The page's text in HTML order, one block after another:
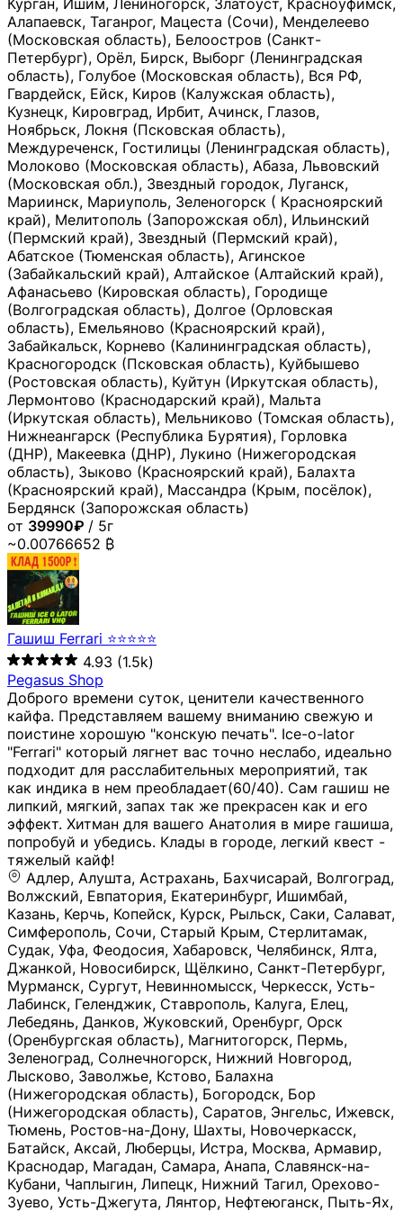
Курган, Ишим, Лениногорск, Златоуст, Красноуфимск,
Алапаевск, Таганрог, Мацеста (Сочи), Менделеево
(Московская область), Белоостров (Санкт-
Петербург), Орёл, Бирск, Выборг (Ленинградская
область), Голубое (Московская область), Вся РФ,
Гвардейск, Ейск, Киров (Калужская область),
Кузнецк, Кировград, Ирбит, Ачинск, Глазов,
Ноябрьск, Локня (Псковская область),
Междуреченск, Гостилицы (Ленинградская область),
Молоково (Московская область), Абаза, Львовский
(Московская обл.), Звездный городок, Луганск,
Мариинск, Мариуполь, Зеленогорск ( Красноярский
край), Мелитополь (Запорожская обл), Ильинский
(Пермский край), Звездный (Пермский край),
Абатское (Тюменская область), Агинское
(Забайкальский край), Алтайское (Алтайский край),
Афанасьево (Кировская область), Городище
(Волгоградская область), Долгое (Орловская
область), Емельяново (Красноярский край),
Забайкальск, Корнево (Калининградская область),
Красногородск (Псковская область), Куйбышево
(Ростовская область), Куйтун (Иркутская область),
Лермонтово (Краснодарский край), Мальта
(Иркутская область), Мельниково (Томская область),
Нижнеангарск (Республика Бурятия), Горловка
(ДНР), Макеевка (ДНР), Лукино (Нижегородская
область), Зыково (Красноярский край), Балахта
(Красноярский край), Массандра (Крым, посёлок),
Бердянск (Запорожская область)
от 39990₽ / 5г
~0.00766652 ₿
Гашиш Ferrari ⭐⭐⭐⭐⭐
4.93 (1.5k)
Pegasus Shop
Доброго времени суток, ценители качественного
кайфа. Представляем вашему вниманию свежую и
поистине хорошую "конскую печать". Ice-o-lator
"Ferrari" который лягнет вас точно неслабо, идеально
подходит для расслабительных мероприятий, так
как индика в нем преобладает(60/40). Сам гашиш не
липкий, мягкий, запах так же прекрасен как и его
эффект. Хитман для вашего Анатолия в мире гашиша,
попробуй и убедись. Клады в городе, легкий квест -
тяжелый кайф!
Адлер, Алушта, Астрахань, Бахчисарай, Волгоград, Волжский, Евпатория, Екатеринбург, Ишимбай, Казань, Керчь, Копейск, Курск, Рыльск, Саки, Салават, Симферополь, Сочи, Старый Крым, Стерлитамак, Судак, Уфа, Феодосия, Хабаровск, Челябинск, Ялта, Джанкой, Новосибирск, Щёлкино, Санкт-Петербург, Мурманск, Сургут, Невинномысск, Черкесск, Усть-Лабинск, Геленджик, Ставрополь, Калуга, Елец, Лебедянь, Данков, Жуковский, Оренбург, Орск (Оренбургская область), Магнитогорск, Пермь, Зеленоград, Солнечногорск, Нижний Новгород, Лысково, Заволжье, Кстово, Балахна (Нижегородская область), Богородск, Бор (Нижегородская область), Саратов, Энгельс, Ижевск, Тюмень, Ростов-на-Дону, Шахты, Новочеркасск, Батайск, Аксай, Люберцы, Истра, Москва, Армавир, Краснодар, Магадан, Самара, Анапа, Славянск-на-Кубани, Чаплыгин, Липецк, Нижний Тагил, Орехово-Зуево, Усть-Джегута, Лянтор, Нефтеюганск, Пыть-Ях, Урень, Ветлуга, Шахунья, Новороссийск, Крымск, Тимашёвск, Тольятти, Воткинск, Звенигород, Руза, Можайск, Белгород, Воронеж, Соликамск, Нытва, Лысьва (Пермский край), Чусовой, Кунгур, Краснокамск, Миасс, Губаха, Тула, Новомосковск, Донской, Омск, Льгов, Мытищи, Королёв, Ивантеевка, Балашиха, Семилуки, Кудымкар, Старый Оскол, Оса (Пермский край), Одинцово (Московская область), Ханты-Мансийск, Лабинск, Темрюк, Курганинск, Белореченск (Краснодарский край), Алупкa, Губкин, Рязань, Калининград, Усть-Илимск, Фрязино, Минеральные Воды, Пятигорск, Кострома, Ярославль, Коркино, Верхняя Пышма, Подольск, Красноярск, Смоленск, Долгопрудный, Чебоксары, Калачинск, Канск, Киров (Кировская область), Вологда, Рославль, Владивосток, Обнинск, Балабаново (Калужская область), Малоярославец, Брянск, Видное, Ярцево, Вязьма, Гагарин, Приволжск, Фурманов, Чайковский, Кинешма, Горячий Ключ, Улан-Удэ, Туймазы, Дюртюли, Альметьевск, Нефтекамск, Хадыженск, Апшеронск, Майкоп, Уссурийск, Ульяновск, Гатчина, Луга (Ленинградская область), Надым, Ногинск, Электросталь, Железнодорожный (Московская область), Бутурлиновка, Кириллов, Краснознаменск (Калиниградская область), Мышкин, Томмот, Холм, Абакан, Абдулино, Агидель, Агрыз, Адыгейск, Азнакаево, Алатырь, Алдан, Алейск, Александров, Александровск, Алексеевка (Белгородская обл.), Алексин, Амурск, Анадырь, Ангарск, Андреаполь, Анжеро-Судженск, Анива, Апатиты, Арамиль, Ардон, Арзамас, Аркадак, Арсеньев, Артём, Артёмовский, Архангельск, Асбест, Асино, Аткарск, Ахтубинск, Аша, Бабаево (Вологодская область), Бавлы (Республика Татарстан), Байкальск, Бакал, Баксан, Балаклава, Балаково (Саратовская область), Балашов (Саратовская область), Балтийск, Барабинск, Барнаул, Барыш (Ульяновская область), Бежецк, Белая Калитва (Ростовская область), Белебей, Белогорск (Крым), Белозерск, Белокуриха, Беломорск, Белоозёрский (Московская область), Белорецк (Республика Башкортостан), Кызыл, Белоярский (Ханты-Мансийский АО), Бердск, Березники (Пермский край), Берёзовский (Кемеровская область), Берёзовский (Свердловская область), Беслан, Бийск, Бикин, Билибино, Биробиджан, Благовещенск (Амурская область), Благовещенск (Башкортостан), Бобров, Богородицк, Боготол, Богучар, Бокситогорск (Ленинградская область), Бологое (Тверская область), Болхов, Большой Камень (Приморский край), Борисоглебск (Воронежская область), Боровичи (Новгородская область), Боровск, Бородино, Братск, Бронницы (Московская область), Бугульма (Республика Татарстан), Бугуруслан (Оренбургская область), Буинск, Буй, Буйнакск, Валдай, Валуйки, Велиж, Великие Луки, Великий Новгород, Великий Устюг, Вельск, Венёв, Верещагино, Верхнеуральск, Верхний Уфалей, Верхняя Салда, Верхняя Тура, Весьегонск, Вилючинск, Вихоревка, Вичуга, Владикавказ, Волгодонск, Волгореченск, Володарск, Волосово, Волчанск, Вольск, Воркута, Ворсма, Всеволожск (Ленинградская область), Вуктыл, Выкса, Высоковск, Высоцк, Вытегра, Вышний Волочёк, Вяземский, Вязники, Вятские Поляны, Нея, Шилка, Гаврилов Посад, Гаврилов-Ям, Гай, Галич, Гдов, Голицыно, Горно-Алтайск, Горнозаводск, Горняк, Городец, Гороховец, Гремячинск, Грозный, Грязи, Грязовец, Губкинский, Гуково, Гулькевичи, Гурьевск (Калининградская область), Гурьевск (Кемеровская область), Гусев, Гусь-Хрустальный, Давлеканово, Далматово, Дальнегорск, Дегтярск, Дедовск, Демидов, Дербент, Десногорск, Дзержинск, Дзержинский (Московская область), Дивногорск, Димитровград, Дмитровск, Дно, Добрянка, Долинск, Домодедово, Донецк (ДНР), Дорогобуж, Дрезна, Дубна, Дудинка, Духовщина, Дятьково, Егорьевск, Елабуга, Елизово, Ельня (Будет изменено название), Емва, Енисейск, Ермолино, Ершов, Ессентуки, Ефремов, Железноводск, Железногорск (Красноярский край), Железногорск (Курская область), Железногорск-Илимский, Жигулёвск, Жиздра, Жирновск, Жуков, Жуковка, Заводоуковск, Заволжск, Задонск, Заинск, Заозёрный, Заозёрск, Западная Двина, Заполярный, Зарайск, Заречный (Пензенская область), Заречный (Свердловская область), Заринск, Звенигово, Зверево, Зеленогорск ( Ленинградская обл. ), Зеленоградск, Зеленодольск, Зеленокумск, Зерноград, Зима, Змеиногорск, Зубцов, Ивангород, Иваново, Ивдель, Избербаш, Изобильный, Иланский, Инза, Инкерман, Инта, Ипатово, Искитим, Йошкар-Ола, Кадников, Калач, Калач-на-Дону, Калининск, Калтан, Калязин, Камбарка, Каменка (Пензенская область), Каменногорск (Ленинградская область), Каменск-Уральский, Каменск-Шахтинский, Камень-на-Оби, Камешково, Камышин, Канаш, Кандалакша, Карабаново, Карабаш, Карачаевск, Каргат, Каргополь, Карпинск, Карталы, Касимов, Касли, Каспийск, Катав-Ивановск, Катайск, Качканар, Кашин, Кашира, Кемерово, Кемь, Кизел, Кизилюрт, Кизляр, Кимовск, Кимры, Кингисепп, Кинель, Киреевск, Киренск, Киржач, Кириши, Кирово-Чепецк, Кировск (Ленинградская область), Кировск (Мурманская область), Кирсанов, Киселёвск, Кисловодск, Климовск, Клинцы, Княгинино, Ковдор, Ковров, Когалым, Козельск, Козьмодемьянск, Кола, Кологрив, Колпашево, Колпино, Кольчугино, Комсомольск, Комсомольск-на-Амуре, Конаково, Кондопога, Кондрово, Константиновск, Кораблино, Кореновск, Корсаков, Коряжма, Костерёво, Костомукша, Котельники, Котельниково, Котельнич, Котлас, Котовск, Кохма, Красноармейск (Московская область), Краснозаводск, Краснознаменск (Московская область), Краснокаменск, Краснослободск (Волгоградская область), Краснотурьинск, Красноуральск, Красный Сулин, Кремёнки, Кропоткин, Кубинка, Кувшиново (Тверская область), Кудрово, Кулебаки, Кумертау, Курлово, Куровское, Куртамыш, Курчатов, Куса, Кушва, Кыштым, Лабытнанги, Лагань, Лаишево (Республика Татарстан), Лакинск, Лангепас, Лахденпохья, Ленинск-Кузнецкий, Ленск (Республика Саха), Лермонтов (Ставропольский край), Лесозаводск (Приморский край), Лесосибирск, Ливны (Орловская область), Ликино-Дулёво, Липки (Тульская область), Лиски (Воронежская область), Лихославль, Лодейное Поле, Ломоносов (Санкт-Петербург), Лосино-Петровский, Лукоянов, Луховицы, Лыткарино, Любань (Ленинградская область), Любим, Людиново, Магас, Майский, Макаров, Малая Вишера, Малгобек, Мамадыш, Мамоново, Мантурово, Маркс, Махачкала, Мглин, Мегион, Медвежьегорск, Медногорск, Медынь, Меленки, Мелеуз, Менделеевск, Мещовск, Микунь, Миллерово, Минусинск, Миньяр, Мирный (Архангельская область), Мирный (Якутия), Михайловка (Город), Михайловск (Свердловская область), Михайловск (Ставропольский край), Могоча, Можга, Моздок, Мончегорск, Морозовск, Моршанск, Мосальск, Муравленко, Мурино, Муром, Мценск, Мыски, Набережные Челны, Навашино (Нижегородская область), Назарово (Красноярский край), Назрань, Нальчик, Наро-Фоминск, Нарткала, Нарьян-Мар, Находка, Невель (Псковская область), Невельск, Невьянск, Нелидово (Тверская область), Неман, Нерехта (Костромская область), Нерюнгри, Нестеров, Нефтегорск (Самарская область), Нефтекумск, Нижневартовск, Нижнекамск (Республика Татарстан), Нижнеудинск, Нижние Серги, Нижний Ломов, Нижняя Тура, Николаевск-на-Амуре, Никольск (Вологодская область), Никольск (Пензенская область), Новая Ладога, Новая Ляля, Новоалександровск, Новоалтайск, Нововоронеж, Новодвинск, Новозыбков, Новокубанск, Новокуйбышевск, Новомичуринск, Новопавловск, Новоржев, Новосокольники, Новотроицк, Новоульяновск, Новоуральск, Новохопёрск, Новочебоксарск, Новошахтинск, Новый Оскол, Новый Уренгой, Норильск, Нурлат, Нягань, Нязепетровск, Няндома, Облучье, Обоянь, Озёрск (Калининградская область), Озёрск (Челябинская область), Озёры, Октябрьск (Самарская область), Октябрьский (Башкортостан), Окуловка (Новгородская область), Оленегорск, Олонец, Онега, Опочка, Осинники, Осташков, Остров, Острогожск, Отрадный, Оха, Павлово, Павловск (Воронежская область), Павловск (Санкт-Петербург), Павловский Посад, Партизанск, Певек, Пенза, Первоуральск, Перевоз, Пересвет, Переславль-Залесский, Пестово (Новгородская область), Петрозаводск, Петропавловск-Камчатский, Печоры, Пикалёво, Пионерский, Питкяранта, Плавск, Плёс, Подпорожье, Покачи, Покров, Покровск, Полесск, Полысаево, Полярные Зори, Полярный, Поронайск, Порхов, Похвистнево, Почеп, Починок, Пошехонье, Правдинск, Приморск (Калининградская область), Приморско-Ахтарск, Приозерск, Прокопьевск, Протвино, Прохладный, Пугачёв, Пудож, Пустошка, Пушкино, Пущино, Пыталово, Радужный (Владимирская область), Радужный (Ханты-Мансийский АО), Райчихинск, Раменское, Рассказово, Ревда, Реж, Реутов, Родники, Россошь, Ростов (Ярославская обл.), Рошаль, Ртищево, Рубцовск, Рузаевка, Рыбинск, Рыбное, Ряжск, Салехард, Сальск, Саранск, Сарапул, Саров, Сасово, Сатка, Сафоново, Саяногорск, Саянск, Светлогорск, Светлоград, Светлый, Светогорск (Ленинградская область), Свободный, Себеж, Северобайкальск, Северодвинск, Североуральск, Сегежа, Семикаракорск, Сенгилей, Серафимович, Сергач, Сергиев Посад, Сердобск, Сертолово (Ленинградская область), Сестрорецк (Ленинградская область), Сибай, Скопин, Славгород, Сланцы, Слободской, Слюдянка, Собинка, Советск (Кировская область), Советск (Калининградская область), Советск (Тульская область), Советская Гавань, Советский (Ханты-Мансийский АО), Сокол (Вологодская область), Солигалич, Соль-Илецк, Сольцы, Сортавала, Сосенский, Сосновоборск, Сосновый Бор (Ленинградская область), Сосногорск, Спас-Клепики, Спасск-Рязанский, С